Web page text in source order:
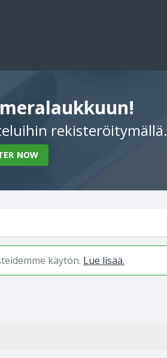
rekisteröitymällä.
NOW
käytön. Lue lisää.